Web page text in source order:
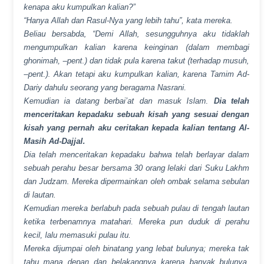
kenapa aku kumpulkan kalian?”
“Hanya Allah dan Rasul-Nya yang lebih tahu”, kata mereka.
Beliau bersabda, “Demi Allah, sesungguhnya aku tidaklah
mengumpulkan kalian karena keinginan (dalam membagi
ghonimah, –pent.) dan tidak pula karena takut (terhadap musuh,
–pent.). Akan tetapi aku kumpulkan kalian, karena Tamim Ad-
Dariy dahulu seorang yang beragama Nasrani.
Kemudian ia datang berbai’at dan masuk Islam. Dia telah
menceritakan kepadaku sebuah kisah yang sesuai dengan
kisah yang pernah aku ceritakan kepada kalian tentang Al-
Masih Ad-Dajjal.
Dia telah menceritakan kepadaku bahwa telah berlayar dalam
sebuah perahu besar bersama 30 orang lelaki dari Suku Lakhm
dan Judzam. Mereka dipermainkan oleh ombak selama sebulan
di lautan.
Kemudian mereka berlabuh pada sebuah pulau di tengah lautan
ketika terbenamnya matahari. Mereka pun duduk di perahu
kecil, lalu memasuki pulau itu.
Mereka dijumpai oleh binatang yang lebat bulunya; mereka tak
tahu mana depan dan belakangnya karena banyak bulunya.